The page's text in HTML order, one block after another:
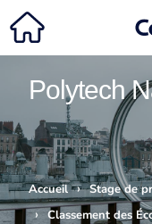
Polytech
Accueil › Stage de
› Classement des